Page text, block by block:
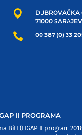

DUBROVAČKA
71000
 00 387 (0) 33
II PROGRAMA
BiH (FIGAP II program